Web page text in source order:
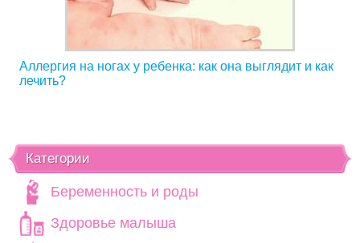
Аллергия на ногах у ребенка: как она выглядит и как
лечить?
Категории
Беременность и роды
Здоровье малыша